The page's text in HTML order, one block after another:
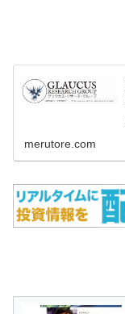
merutore.com